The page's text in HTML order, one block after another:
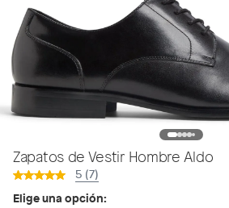
Zapatos de Vestir Hombre Aldo
5 (7)
Elige una opción: